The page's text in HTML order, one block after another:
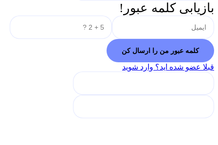
بازیابی کلمه عبور!
قبلا عضو شده اید؟ وارد شوید